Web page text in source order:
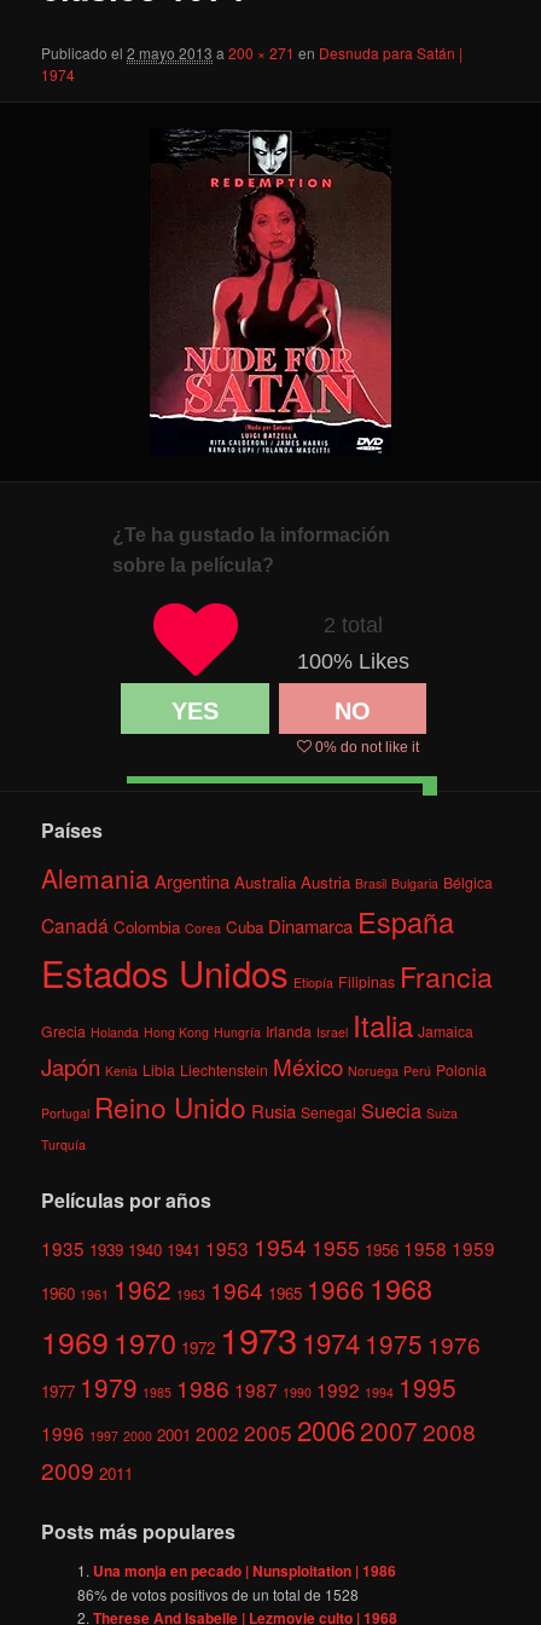
Publicado el 2 mayo 2013 a200 × 271 en Desnuda para Satán |
1974
¿Te ha gustado la información
sobre la película?
2 total
100% Likes
YES NO
0% do not like it
Países
AlemaniaArgentina Australia Austria Brasil Bulgaria Bélgica
Canadá Colombia Corea Cuba Dinamarca España
Estados Unidos Etiopía Filipinas Francia
Grecia Holanda Hong Kong Hungría Irlanda Israel Italia Jamaica
Japón Kenia Libia Liechtenstein México Noruega Perú Polonia
Portugal Reino Unido Rusia Senegal Suecia Suiza
Turquía
Películas por años
1935 1939 1940 1941 1953 1954 1955 1956 1958 1959
1960 1961 1962 1963 1964 1965 1966 1968
1969 1970 1972 1973 1974 1975 1976
1977 1979 1985 1986 1987 1990 1992 1994 1995
1996 1997 2000 2001 2002 2005 200620072008
2009 2011
Posts más populares
Una monja en pecado | Nunsploitation | 1986
86% de votos positivos de un total de 1528
Therese And Isabelle | Lezmovie culto | 1968